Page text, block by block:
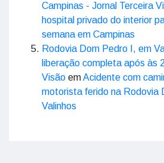
Campinas - Jornal Terceira
hospital privado do interior
semana em Campinas
Rodovia Dom Pedro I, em
liberação completa após às
Visão emAcidente com
motorista ferido na Rodovia
Valinhos